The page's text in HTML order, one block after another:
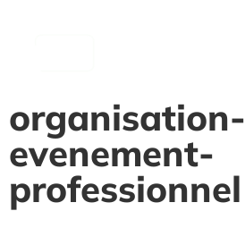
organisation-
evenement-
professionnel